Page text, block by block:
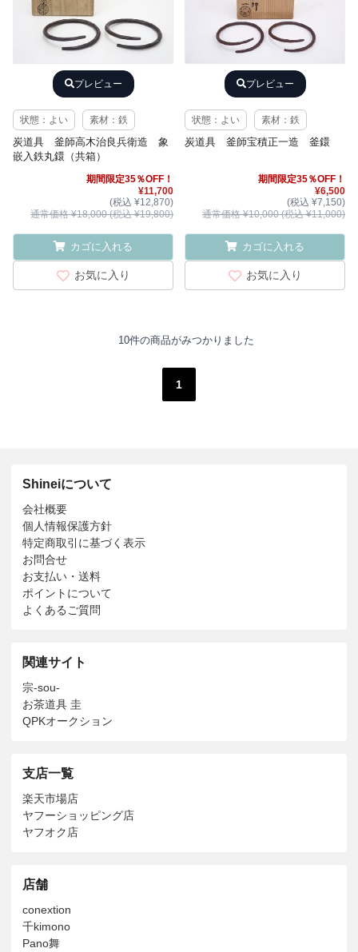
プレビュー
状態：よい 素材：鉄
炭道具 釜師高木治良兵衛造 象
嵌入鉄丸鐶（共箱）
期間限定35％OFF！
¥11,700
(税込 ¥12,870)
通常価格 ¥18,000 (税込 ¥19,800)
カゴに入れる
お気に入り
プレビュー
状態：よい 素材：鉄
炭道具 釜師宝積正一造 釜鐶
期間限定35％OFF！
¥6,500
(税込 ¥7,150)
通常価格 ¥10,000 (税込 ¥11,000)
カゴに入れる
お気に入り
10件の商品がみつかりました
1
Shineiについて
会社概要
個人情報保護方針
特定商取引に基づく表示
お問合せ
お支払い・送料
ポイントについて
よくあるご質問
関連サイト
宗-sou-
お茶道具 圭
QPKオークション
支店一覧
楽天市場店
ヤフーショッピング店
ヤフオク店
店舗
conextion
千kimono
Pano舞